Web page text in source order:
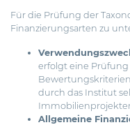
Für die Prüfung der
Finanzierungsarten zu
erfolgt eine Prüfung
Bewertungskriterien
durch das Institut
Allgemeine